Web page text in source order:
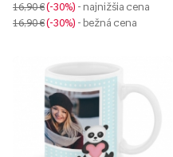
16,90 € -30% - najnižšia cena
16,90 € -30% - bežná cena